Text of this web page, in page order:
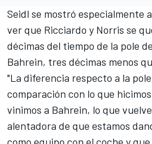
Seidl se mostró especialmente
ver que Ricciardo y Norris se
décimas del tiempo de la pole
Bahrein, tres décimas menos
"La diferencia respecto a la
comparación con lo que
vinimos a Bahrein, lo que
alentadora de que estamos
como equipo con el coche y